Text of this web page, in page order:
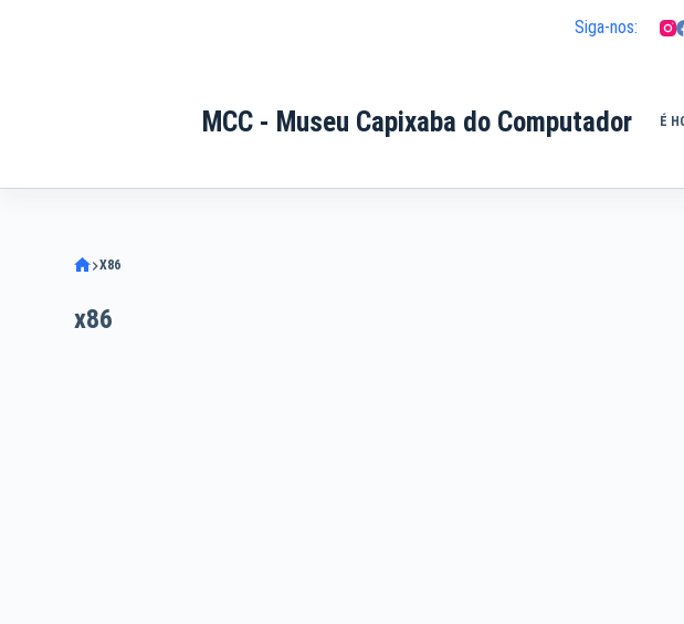
Siga-nos:
MCC - Museu Capixaba do Computador É
X86
x86